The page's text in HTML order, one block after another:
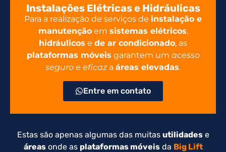
Instalações Elétricas e Hidráulicas
Para a realização de serviços de instalação e
manutençãoem sistemas elétricos,
hidráulicos e de ar condicionado, as
plataformas móveis garantem um acesso
seguro e eficaz a áreas elevadas.
Entre em contato
Estas são apenas algumas das muitas utilidadese
áreasonde as plataformas móveisda Big Lift